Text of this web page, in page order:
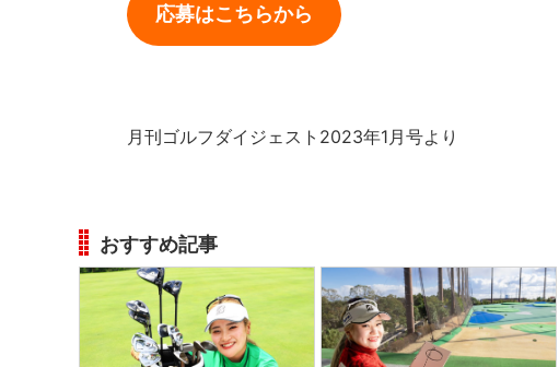
応募はこちらから
月刊ゴルフダイジェスト2023年1月号より
おすすめ記事